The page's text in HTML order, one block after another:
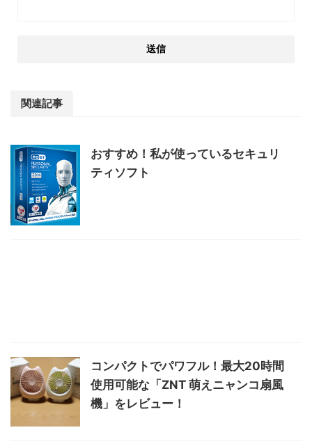
関連記事
おすすめ！私が使っているセキュリ
ティソフト
コンパクトでパワフル！最大20時間
使用可能な「ZNT 萌えニャンコ扇風
機」をレビュー！